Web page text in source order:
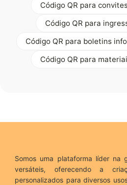
Código QR para
Código QR para
Código QR para boletins
Código QR para
Somos uma plataforma líder na
versáteis, oferecendo a
personalizados para diversos